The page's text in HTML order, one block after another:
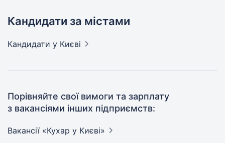
Кандидати за містами
Кандидати у Києві
Порівняйте свої вимоги та зарплату
з вакансіями інших підприємств:
Вакансії «Кухар у Києві»